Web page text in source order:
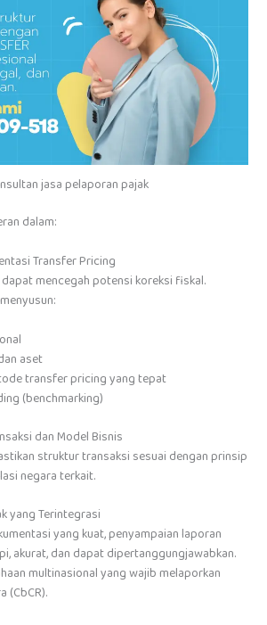
jasa pelaporan pajak
dalam:
Transfer Pricing
mencegah potensi koreksi fiskal.
aset
transfer pricing yang tepat
(benchmarking)
dan Model Bisnis
struktur transaksi sesuai dengan prinsip
negara terkait.
yang Terintegrasi
yang kuat, penyampaian laporan
akurat, dan dapat dipertanggungjawabkan.
multinasional yang wajib melaporkan
(CbCR).